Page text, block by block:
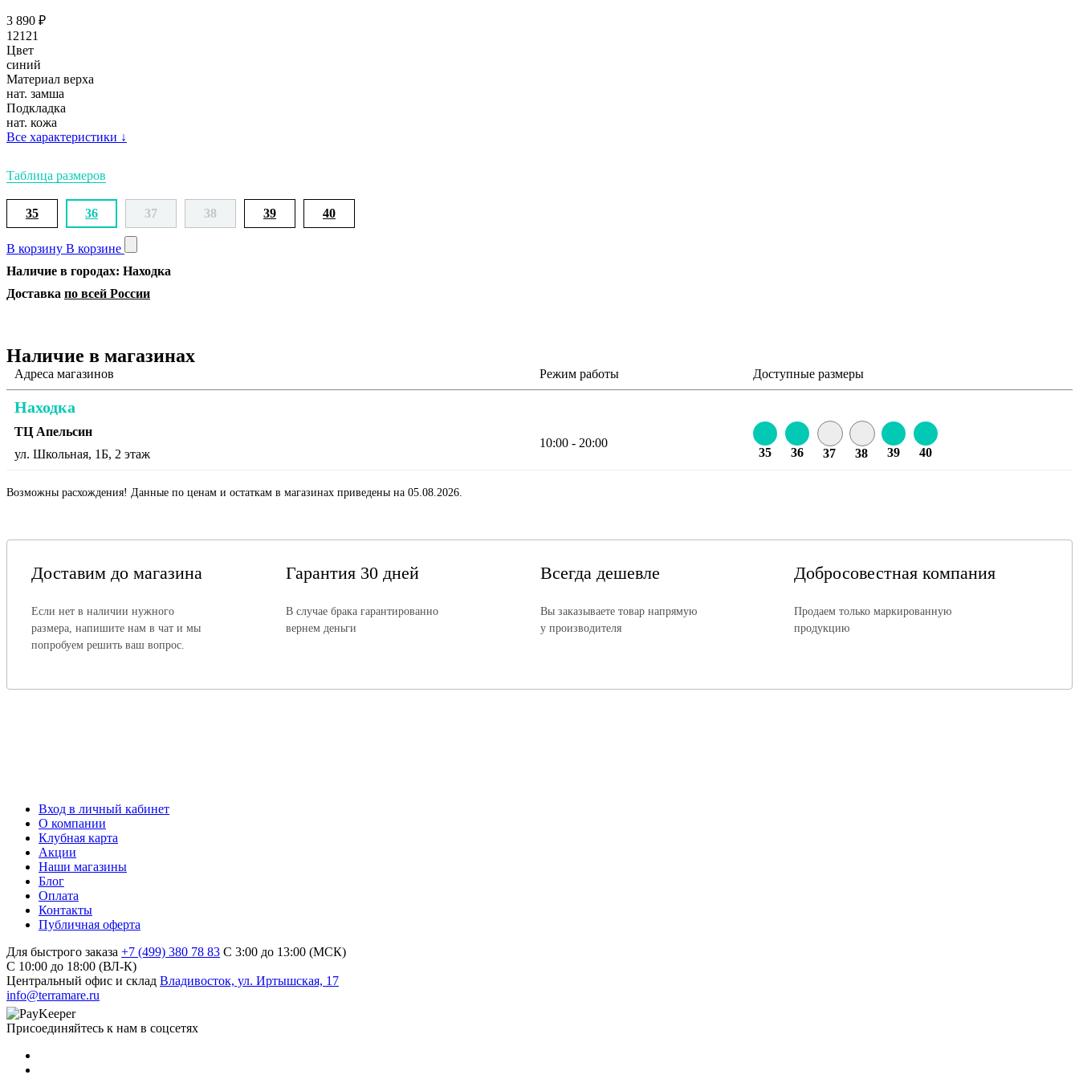
3 890 ₽
12121
Цвет
синий
Материал верха
нат. замша
Подкладка
нат. кожа
Все характеристики ↓
Таблица размеров
35 36 37 38 39 40
В корзину В корзине
Наличие в городах: Находка
Доставка по всей России
Наличие в магазинах
Адреса магазинов Режим работы Доступные размеры
Находка
ТЦ Апельсин
ул. Школьная, 1Б, 2 этаж
10:00 - 20:00
35 36 37 38 39 40
Возможны расхождения! Данные по ценам и остаткам в магазинах приведены на 05.08.2026.
Доставим до магазина
Если нет в наличии нужного
размера, напишите нам в чат и мы
попробуем решить ваш вопрос.
Гарантия 30 дней
В случае брака гарантированно
вернем деньги
Всегда дешевле
Вы заказываете товар напрямую
у производителя
Добросовестная компания
Продаем только маркированную
продукцию
Вход в личный кабинет
О компании
Клубная карта
Акции
Наши магазины
Блог
Оплата
Контакты
Публичная оферта
Для быстрого заказа +7 (499) 380 78 83 С 3:00 до 13:00 (МСК)
C 10:00 до 18:00 (ВЛ-К)
Центральный офис и склад Владивосток, ул. Иртышская, 17
info@terramare.ru
Присоединяйтесь к нам в соцсетях